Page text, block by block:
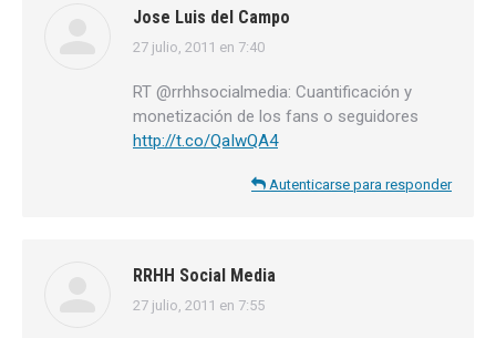
Jose Luis del Campo
dice:
27 julio, 2011 en 7:40
RT @rrhhsocialmedia: Cuantificación y
monetización de los fans o seguidores
http://t.co/QaIwQA4
Autenticarse para responder
RRHH Social Media
dice:
27 julio, 2011 en 7:55